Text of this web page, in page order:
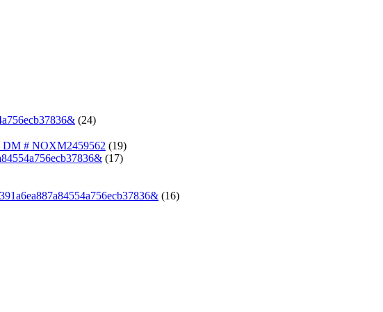
(24)
DM # NOXM2459562 (19)
(17)
(16)